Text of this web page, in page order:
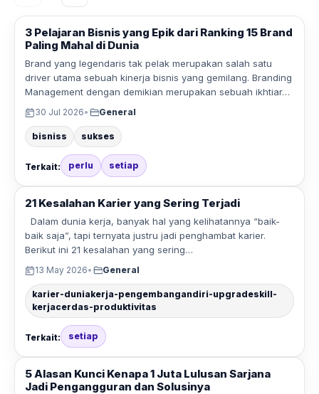
3 Pelajaran Bisnis yang Epik dari Ranking 15 Brand
Paling Mahal di Dunia
Brand yang legendaris tak pelak merupakan salah satu
driver utama sebuah kinerja bisnis yang gemilang. Branding
Management dengan demikian merupakan sebuah ikhtiar…
30 Jul 2026• General
bisniss sukses
Terkait: perlu setiap
21 Kesalahan Karier yang Sering Terjadi
Dalam dunia kerja, banyak hal yang kelihatannya “baik-
baik saja”, tapi ternyata justru jadi penghambat karier.
Berikut ini 21 kesalahan yang sering…
13 May 2026• General
karier-duniakerja-pengembangandiri-upgradeskill-
kerjacerdas-produktivitas
Terkait: setiap
5 Alasan Kunci Kenapa 1 Juta Lulusan Sarjana
Jadi Pengangguran dan Solusinya